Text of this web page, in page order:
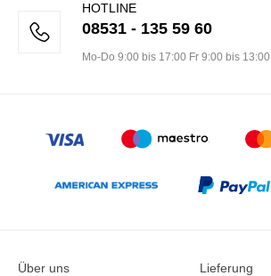
HOTLINE
08531 - 135 59 60
Mo-Do 9:00 bis 17:00 Fr 9:00 bis 13:00
Über uns Lieferung